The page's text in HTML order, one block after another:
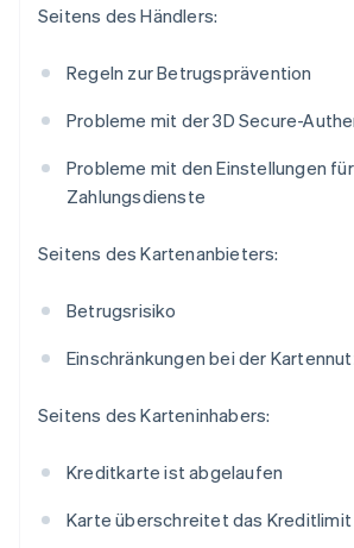
Seitens des Händlers:
Regeln zur Betrugsprävention
Probleme mit der 3D Secure-
Probleme mit den Einstellungen für
Zahlungsdienste
Seitens des Kartenanbieters:
Betrugsrisiko
Einschränkungen bei der
Seitens des Karteninhabers:
Kreditkarte ist abgelaufen
Karte überschreitet das Kreditlimit